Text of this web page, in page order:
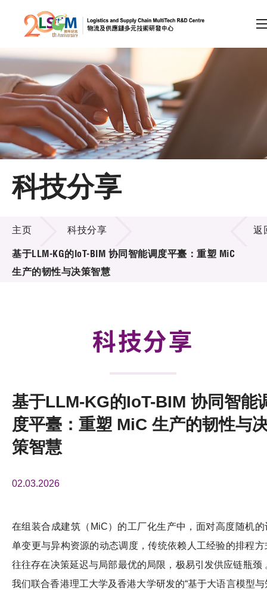
跳到内容（按回车键）
会员登录
A EN 繁 简
主页
关于LSCM
技术商品化
项目及资助计划
活动及消息
科技分享
科技分享
主页 科技分享
基于LLM-KG的IoT-BIM 协同智能调度平臺：重塑 MiC
生产的韧性与决策智慧
返
科技分享
基于LLM-KG的IoT-BIM 协同智能
度平臺：重塑 MiC 生产的韧性与
策智慧
02.03.2026
在组装合成建筑（MiC）的工厂化生产中，面对高度随机的
单变更与异构资源的动态调度，传统依赖人工经验的排程方
往往存在决策延迟与局部最优的局限，极易引发供应链瓶颈
我们联合香港理工大学及香港大学研发的“基于大语言模型与